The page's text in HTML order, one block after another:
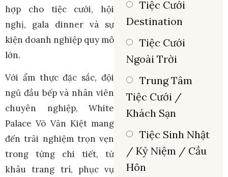
hợp cho tiệc cưới, hội
nghị, gala dinner và sự
kiện doanh nghiệp quy mô
lớn.
Với ẩm thực đặc sắc, đội
ngũ đầu bếp và nhân viên
chuyên nghiệp, White
Palace Võ Văn Kiệt mang
đến trải nghiệm trọn vẹn
trong từng chi tiết, từ
khâu trang trí, phục vụ
Tiệc Cưới
Destination
Tiệc Cưới
Ngoài Trời
Trung Tâm
Tiệc Cưới /
Khách Sạn
Tiệc Sinh Nhật
/ Kỷ Niệm / Cầu
Hôn